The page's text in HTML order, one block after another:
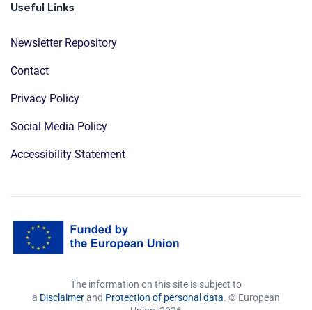
Useful Links
Newsletter Repository
Contact
Privacy Policy
Social Media Policy
Accessibility Statement
The information on this site is subject to
a Disclaimerand Protection of personal data. © European